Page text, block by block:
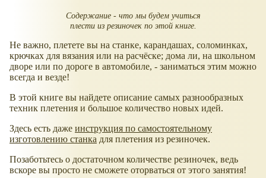
Содержание - что мы будем учиться
плести из резиночек по этой книге.
Не важно, плетете вы на станке, карандашах, соломинках,
крючках для вязания или на расчёске; дома ли, на школьном
дворе или по дороге в автомобиле, - заниматься этим можно
всегда и везде!
В этой книге вы найдете описание самых разнообразных
техник плетения и большое количество новых идей.
Здесь есть даже инструкция по самостоятельному
изготовлению станка для плетения из резиночек.
Позаботьтесь о достаточном количестве резиночек, ведь
вскоре вы просто не сможете оторваться от этого занятия!